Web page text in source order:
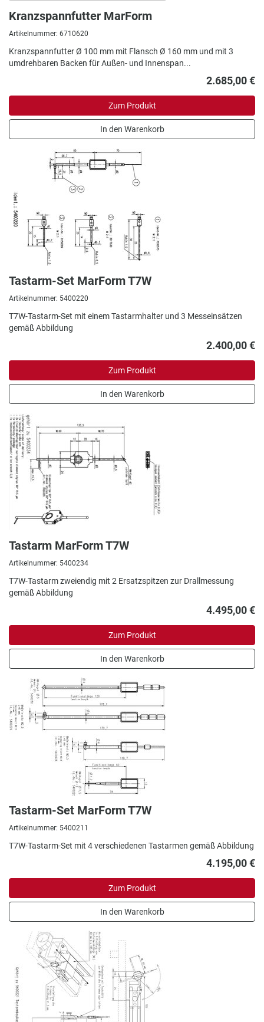
Kranzspannfutter MarForm
Artikelnummer: 6710620
Kranzspannfutter Ø 100 mm mit Flansch Ø 160 mm und mit 3
umdrehbaren Backen für Außen- und Innenspan...
2.685,00 €
Zum Produkt
In den Warenkorb
Tastarm-Set MarForm T7W
Artikelnummer: 5400220
T7W-Tastarm-Set mit einem Tastarmhalter und 3 Messeinsätzen
gemäß Abbildung
2.400,00 €
Zum Produkt
In den Warenkorb
Tastarm MarForm T7W
Artikelnummer: 5400234
T7W-Tastarm zweiendig mit 2 Ersatzspitzen zur Drallmessung
gemäß Abbildung
4.495,00 €
Zum Produkt
In den Warenkorb
Tastarm-Set MarForm T7W
Artikelnummer: 5400211
T7W-Tastarm-Set mit 4 verschiedenen Tastarmen gemäß Abbildung
4.195,00 €
Zum Produkt
In den Warenkorb